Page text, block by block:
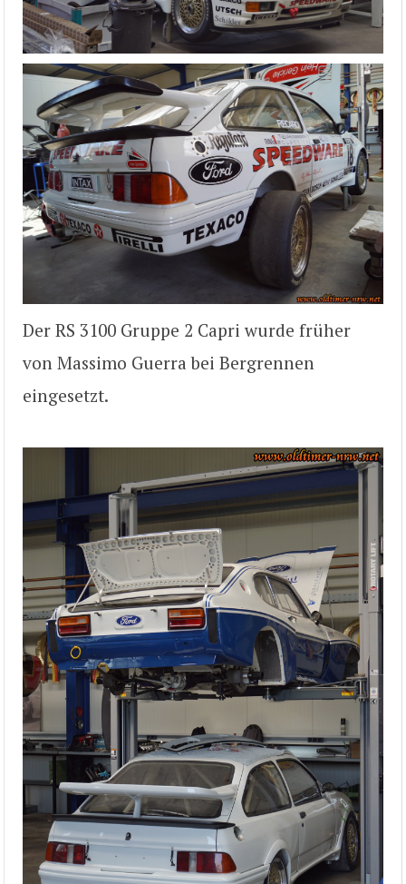
Der RS 3100 Gruppe 2 Capri wurde früher
von Massimo Guerra bei Bergrennen
eingesetzt.